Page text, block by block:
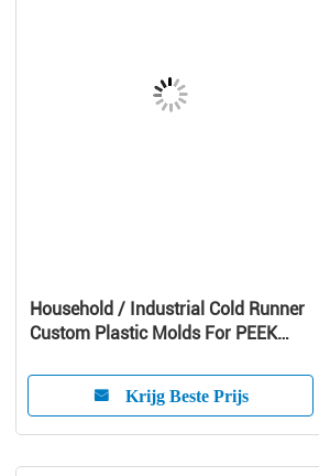
Household / Industrial Cold Runner
Custom Plastic Molds For PEEK
Krijg Beste Prijs